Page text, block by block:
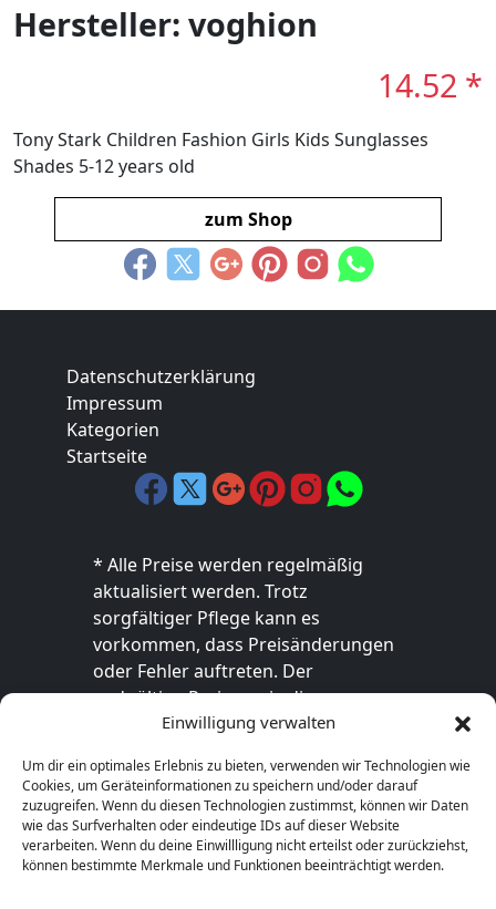
Einwilligung verwalten
Um dir ein optimales Erlebnis zu bieten, verwenden wir Technologien wie
Cookies, um Geräteinformationen zu speichern und/oder darauf
zuzugreifen. Wenn du diesen Technologien zustimmst, können wir Daten
wie das Surfverhalten oder eindeutige IDs auf dieser Website
verarbeiten. Wenn du deine Einwillligung nicht erteilst oder zurückziehst,
können bestimmte Merkmale und Funktionen beeinträchtigt werden.
Hersteller: voghion
14.52 *
Tony Stark Children Fashion Girls Kids Sunglasses
Shades 5-12 years old
zum Shop
Datenschutzerklärung
Impressum
Kategorien
Startseite
* Alle Preise werden regelmäßig
aktualisiert werden. Trotz
sorgfältiger Pflege kann es
vorkommen, dass Preisänderungen
oder Fehler auftreten. Der
endgültige Preis sowie die
Verfügbarkeit des Produkts sind
Shop des Anbieters verbindlich. Bitte
überprüfe den Preis vor dem Kauf
direkt beim Händler.